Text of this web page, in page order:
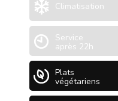
Climatisation
Service
après 22h
Plats
végétariens